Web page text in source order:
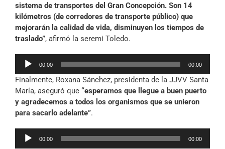
sistema de transportes del Gran Concepción. Son 14
kilómetros (de corredores de transporte público) que
mejorarán la calidad de vida, disminuyen los tiempos de
traslado”, afirmó la seremi Toledo.
Reproductor
audio
00:00 00:00
Finalmente, Roxana Sánchez, presidenta de la JJVV Santa
María, aseguró que “esperamos que llegue a buen puerto
y agradecemos a todos los organismos que se unieron
para sacarlo adelante”.
Reproductor
00:00 00:00